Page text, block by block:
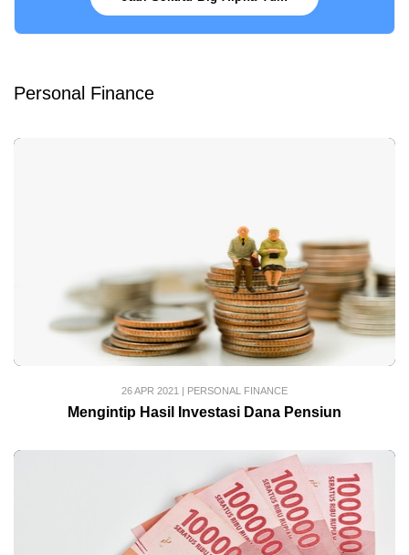
Personal Finance
26 APR 2021 | PERSONAL FINANCE
Mengintip Hasil Investasi Dana Pensiun